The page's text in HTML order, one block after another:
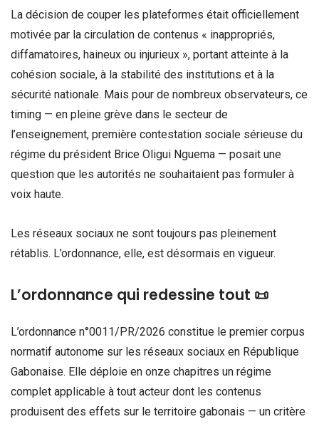
La décision de couper les plateformes était officiellement
motivée par la circulation de contenus « inappropriés,
diffamatoires, haineux ou injurieux », portant atteinte à la
cohésion sociale, à la stabilité des institutions et à la
sécurité nationale. Mais pour de nombreux observateurs, ce
timing — en pleine grève dans le secteur de
l’enseignement, première contestation sociale sérieuse du
régime du président Brice Oligui Nguema — posait une
question que les autorités ne souhaitaient pas formuler à
voix haute.
Les réseaux sociaux ne sont toujours pas pleinement
rétablis. L’ordonnance, elle, est désormais en vigueur.
L’ordonnance qui redessine tout 📜
L’ordonnance n°0011/PR/2026 constitue le premier corpus
normatif autonome sur les réseaux sociaux en République
Gabonaise. Elle déploie en onze chapitres un régime
complet applicable à tout acteur dont les contenus
produisent des effets sur le territoire gabonais — un critère